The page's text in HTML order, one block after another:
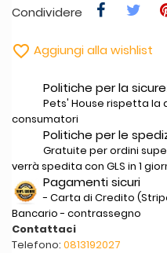
Condividere
 Aggiungi alla wishlist
Politiche per la
Pets' House rispetta la
consumatori
Politiche per le
Gratuite per ordini
verrà spedita con GLS in 1
Pagamenti sicuri
- Carta di Credito
Bancario - contrassegno
Contattaci
Telefono: 0813192027